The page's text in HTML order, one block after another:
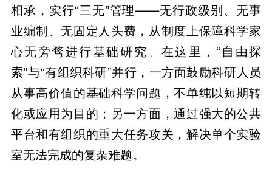
相承，实行“三无”管理——无行政级别、无事
业编制、无固定人头费，从制度上保障科学家
心无旁骛进行基础研究。在这里，“自由探
索”与“有组织科研”并行，一方面鼓励科研人员
从事高价值的基础科学问题，不单纯以短期转
化或应用为目的；另一方面，通过强大的公共
平台和有组织的重大任务攻关，解决单个实验
室无法完成的复杂难题。